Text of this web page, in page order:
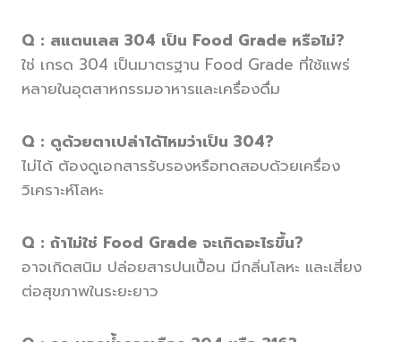
Q : สแตนเลส 304 เป็น Food Grade หรือไม่?
ใช่ เกรด 304 เป็นมาตรฐาน Food Grade ที่ใช้แพร่
หลายในอุตสาหกรรมอาหารและเครื่องดื่ม
Q : ดูด้วยตาเปล่าได้ไหมว่าเป็น 304?
ไม่ได้ ต้องดูเอกสารรับรองหรือทดสอบด้วยเครื่อง
วิเคราะห์โลหะ
Q : ถ้าไม่ใช่ Food Grade จะเกิดอะไรขึ้น?
อาจเกิดสนิม ปล่อยสารปนเปื้อน มีกลิ่นโลหะ และเสี่ยง
ต่อสุขภาพในระยะยาว